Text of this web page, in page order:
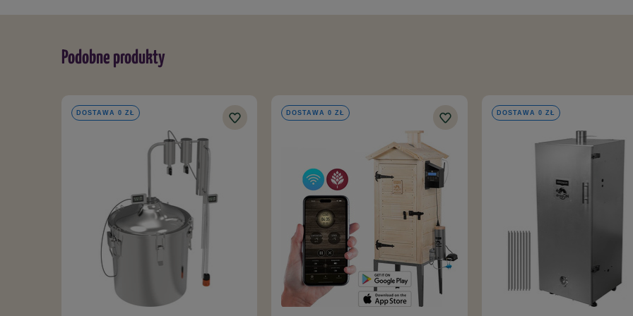
- otulina kolumny, z polietylenu (2 szt.)
- wężyk silikonowy 2 m - do odbioru destylatu, bezpieczny do kontaktu z alkoholem
- spustowy zawór kulowy 1/2 cala - do pojemnika na 60 L
- wypełnienie nierdzewne (24 szt.)
- wypełnienie miedziane 0,5 L
- taśma teflonowa uszczelniająca
- instrukcja obsługi
Podobne produkty
DOSTAWA 0 ZŁ DOSTAWA 0 ZŁ DOSTAWA 0 ZŁ